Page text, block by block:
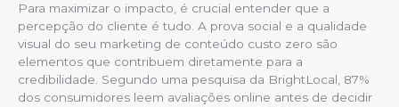
Para maximizar o impacto, é crucial entender que a
percepção do cliente é tudo. A prova social e a qualidade
visual do seu marketing de conteúdo custo zero são
elementos que contribuem diretamente para a
credibilidade. Segundo uma pesquisa da BrightLocal, 87%
dos consumidores leem avaliações online antes de decidir